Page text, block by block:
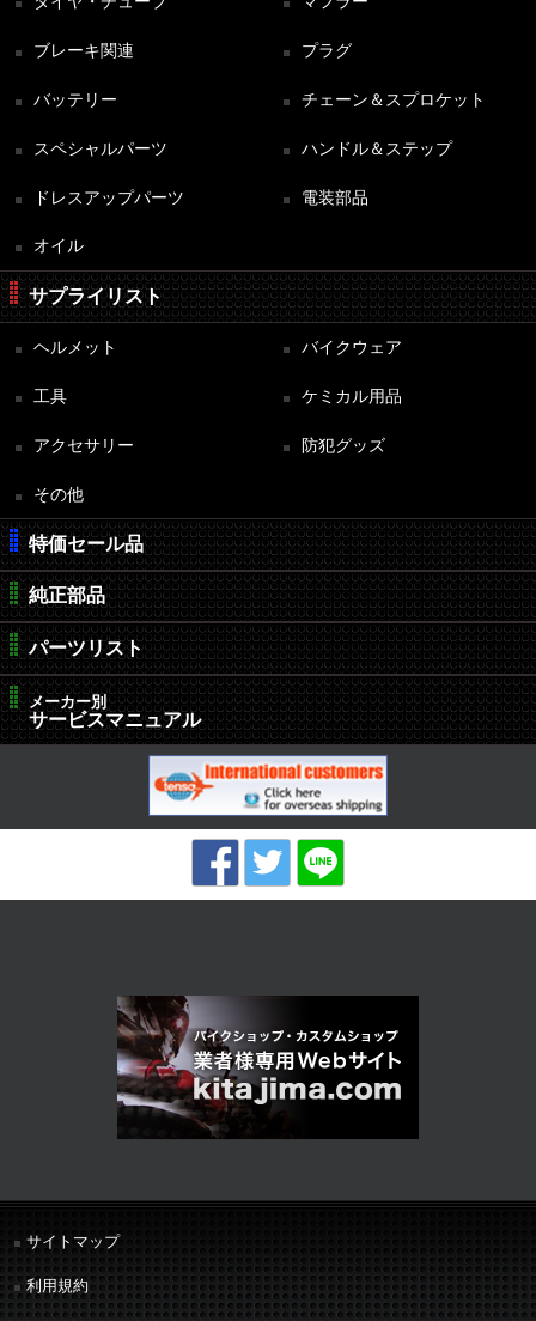
ブレーキ関連 プラグ
バッテリー チェーン＆スプロケット
スペシャルパーツ ハンドル＆ステップ
ドレスアップパーツ 電装部品
オイル
サプライリスト
ヘルメット バイクウェア
工具 ケミカル用品
アクセサリー 防犯グッズ
その他
特価セール品
純正部品
パーツリスト
メーカー別
サービスマニュアル
サイトマップ
利用規約